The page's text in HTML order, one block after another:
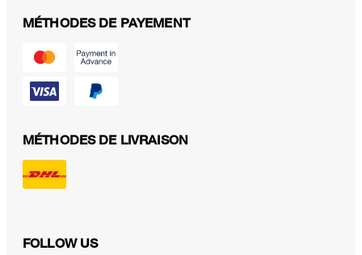
MÉTHODES DE PAYEMENT
MÉTHODES DE LIVRAISON
FOLLOW US